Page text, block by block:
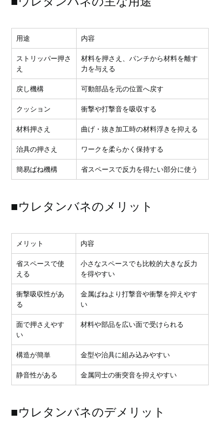
用途 内容
ストリッパー押さ
え
材料を押さえ、パンチから材料を離す
力を与える
戻し機構 可動部品を元の位置へ戻す
クッション 衝撃や打撃音を吸収する
材料押さえ 曲げ・抜き加工時の材料浮きを抑える
治具の押さえ ワークを柔らかく保持する
簡易ばね機構 省スペースで反力を得たい部分に使う
■ウレタンバネのメリット
メリット 内容
省スペースで使
える
小さなスペースでも比較的大きな反力
を得やすい
衝撃吸収性があ
る
金属ばねより打撃音や衝撃を抑えやす
い
面で押さえやす
い
材料や部品を広い面で受けられる
構造が簡単 金型や治具に組み込みやすい
静音性がある 金属同士の衝突音を抑えやすい
■ウレタンバネのデメリット